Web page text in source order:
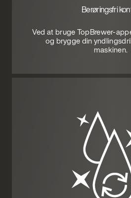
Berøringsfri
Ved at bruge TopBrewer-
og brygge din
maskinen.